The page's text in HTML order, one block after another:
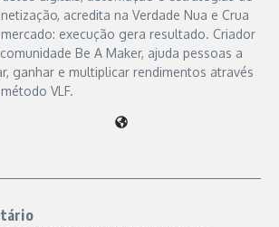
acredita na Verdade Nua e Crua
execução gera resultado. Criador
Be A Maker, ajuda pessoas a
ganhar e multiplicar rendimentos através
VLF.